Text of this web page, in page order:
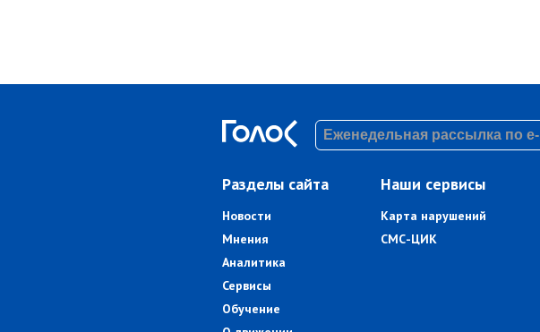
Разделы сайта
Новости
Мнения
Аналитика
Сервисы
Обучение
Наши сервисы
Карта нарушений
СМС-ЦИК